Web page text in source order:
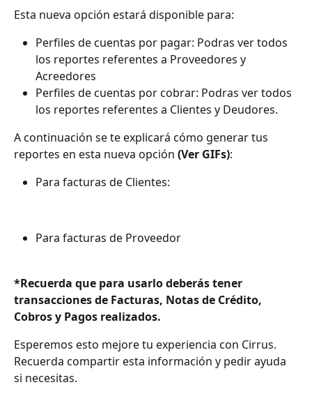
Esta nueva opción estará disponible para:
Perfiles de cuentas por pagar: Podras ver todos
los reportes referentes a Proveedores y
Acreedores
Perfiles de cuentas por cobrar: Podras ver todos
los reportes referentes a Clientes y Deudores.
A continuación se te explicará cómo generar tus
reportes en esta nueva opción (Ver GIFs):
Para facturas de Clientes:
Para facturas de Proveedor
*Recuerda que para usarlo deberás tener
transacciones de Facturas, Notas de Crédito,
Cobros y Pagos realizados.
Esperemos esto mejore tu experiencia con Cirrus.
Recuerda compartir esta información y pedir ayuda
si necesitas.